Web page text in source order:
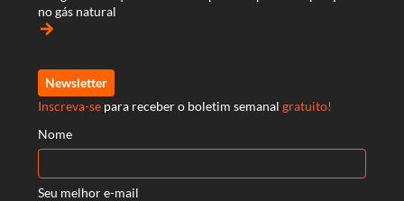
no gás natural
arrow_forward
Newsletter
Inscreva-se para receber o boletim semanal gratuito!
Nome
Seu melhor e-mail